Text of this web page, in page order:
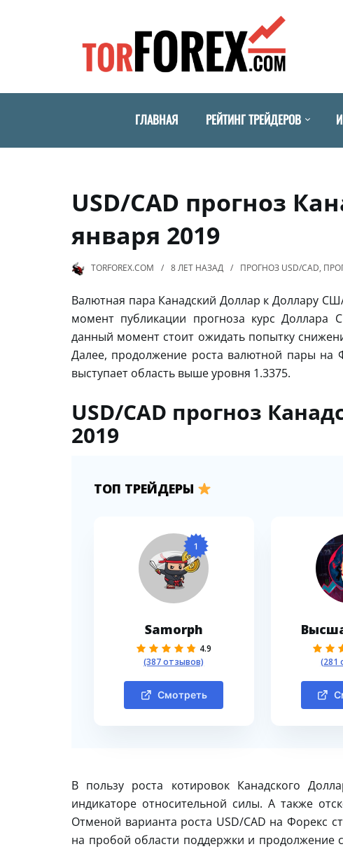
ГЛАВНАЯ РЕЙТИНГ ТРЕЙДЕРОВ
USD/CAD прогноз
января 2019
TORFOREX.COM 8 ЛЕТ НАЗАД ПРОГНОЗ USD/CAD,
Валютная пара Канадский Доллар к Доллару
момент публикации прогноза курс Доллара
данный момент стоит ожидать попытку
Далее, продолжение роста валютной пары на
выступает область выше уровня 1.3375.
USD/CAD прогноз
2019
ТОП ТРЕЙДЕРЫ
1
Samorph
4.9
(387 отзывов)
Смотреть
(281
В пользу роста котировок Канадского
индикаторе относительной силы. А также
Отменой варианта роста USD/CAD на Форекс
на пробой области поддержки и продолжение